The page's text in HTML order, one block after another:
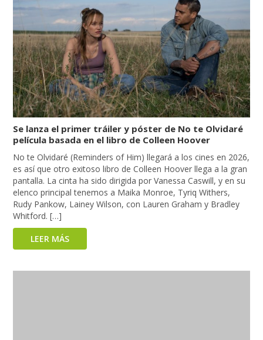
Se lanza el primer tráiler y póster de No te Olvidaré
película basada en el libro de Colleen Hoover
No te Olvidaré (Reminders of Him) llegará a los cines en 2026,
es así que otro exitoso libro de Colleen Hoover llega a la gran
pantalla. La cinta ha sido dirigida por Vanessa Caswill, y en su
elenco principal tenemos a Maika Monroe, Tyriq Withers,
Rudy Pankow, Lainey Wilson, con Lauren Graham y Bradley
Whitford. […]
LEER MÁS